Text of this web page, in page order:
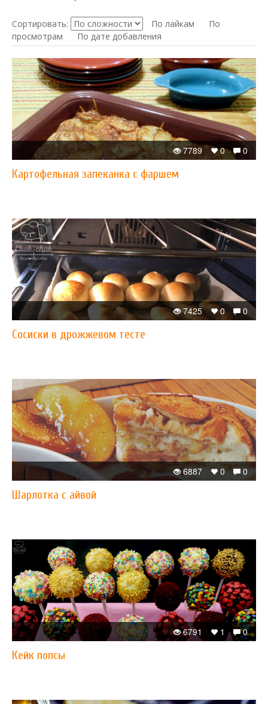
Сортировать: По лайкам
По
просмотрам
По дате добавления
0
0
7789
Картофельная запеканка с фаршем
0
0
7425
Сосиски в дрожжевом тесте
0
0
6887
Шарлотка с айвой
0
1
6791
Кейк попсы